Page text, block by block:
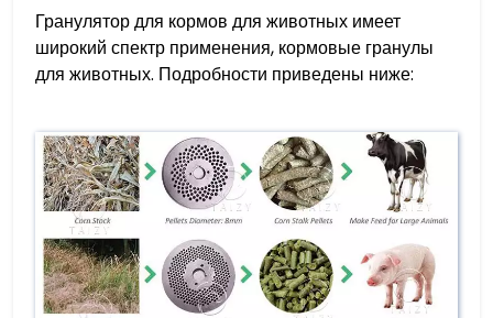
Гранулятор для кормов для животных имеет
широкий спектр применения, кормовые гранулы
для животных. Подробности приведены ниже: